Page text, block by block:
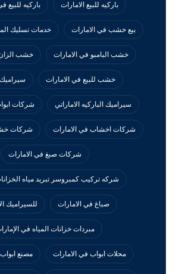
باركيه للبيع الامارات باركيه للبيع
بيع خشب في الامارات خدمات تسليك
خشب البامبو في الامارات خشب
خشب للبيع في الامارات سيراميك
سيراميك الباركيه الاماراتي شركات
شركات اخشاب في الامارات شركات
شركات صبغ في الامارات
شركه تركيب كمبروسر تبريد مياه
صباغ في الامارات للسيراميك
مبردات خزانات المياه في
محلات ابواب في الامارات مصنع